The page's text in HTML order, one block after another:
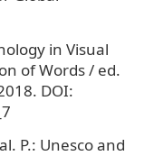
in Visual
of Words / ed.
DOI:
P.: Unesco and